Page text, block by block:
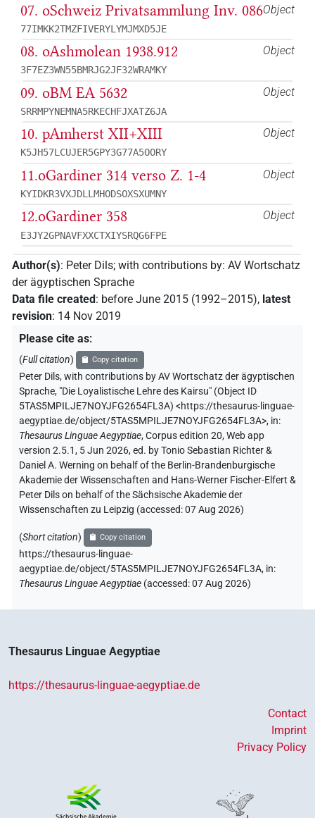
Object
07. oSchweiz Privatsammlung Inv. 086
77IMKK2TMZFIVERYLYMJMXD5JE
Object
08. oAshmolean 1938.912
3F7EZ3WN55BMRJG2JF32WRAMKY
Object
09. oBM EA 5632
SRRMPYNEMNA5RKECHFJXATZ6JA
Object
10. pAmherst XII+XIII
K5JH57LCUJER5GPY3G77A5OORY
Object
11.oGardiner 314 verso Z. 1-4
KYIDKR3VXJDLLMHODSOXSXUMNY
Object
12.oGardiner 358
E3JY2GPNAVFXXCTXIYSRQG6FPE
Author(s): Peter Dils; with contributions by: AV Wortschatz
der ägyptischen Sprache
Data file created : before June 2015 (1992–2015), latest
revision: 14 Nov 2019
Please cite as:
(Full citation) Copy citation
Peter Dils,with contributions byAV Wortschatz der ägyptischen
Sprache, "Die Loyalistische Lehre des Kairsu" (Object ID
5TAS5MPILJE7NOYJFG2654FL3A) <https://thesaurus-linguae-
aegyptiae.de/object/5TAS5MPILJE7NOYJFG2654FL3A>, in:
Thesaurus Linguae Aegyptiae,Corpus edition 20, Web app
version 2.5.1, 5 Jun 2026, ed. by Tonio Sebastian Richter &
Daniel A. Werning on behalf of the Berlin-Brandenburgische
Akademie der Wissenschaften and Hans-Werner Fischer-Elfert &
Peter Dils on behalf of the Sächsische Akademie der
Wissenschaften zu Leipzig (accessed:07 Aug 2026)
(Short citation) Copy citation
https://thesaurus-linguae-
aegyptiae.de/object/5TAS5MPILJE7NOYJFG2654FL3A, in:
Thesaurus Linguae Aegyptiae (accessed:07 Aug 2026)
Thesaurus Linguae Aegyptiae
https://thesaurus-linguae-aegyptiae.de
Contact
Imprint
Privacy Policy